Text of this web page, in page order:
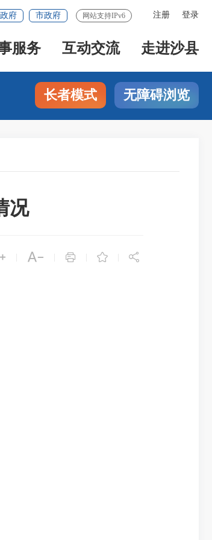
注册 登录
府 市政府 网站支持IPv6
服务 互动交流 走进沙县
长者模式 无障碍浏览
况
   